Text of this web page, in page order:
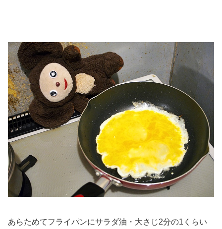
あらためてフライパンにサラダ油・大さじ2分の1くらい